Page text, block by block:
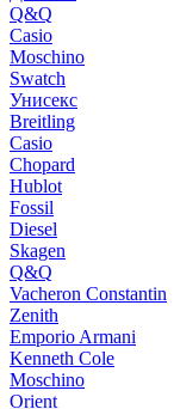
Q&Q
Casio
Moschino
Swatch
Унисекс
Breitling
Casio
Chopard
Hublot
Fossil
Diesel
Skagen
Q&Q
Vacheron Constantin
Zenith
Emporio Armani
Kenneth Cole
Moschino
Orient